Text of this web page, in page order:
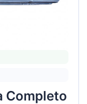
Completo